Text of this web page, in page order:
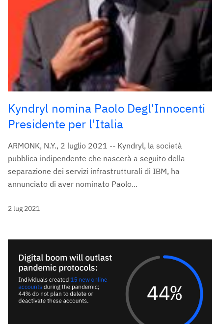
Kyndryl nomina Paolo Degl'Innocenti
Presidente per l'Italia
ARMONK, N.Y., 2 luglio 2021 -- Kyndryl, la società
pubblica indipendente che nascerà a seguito della
separazione dei servizi infrastrutturali di IBM, ha
annunciato di aver nominato Paolo...
2 lug 2021